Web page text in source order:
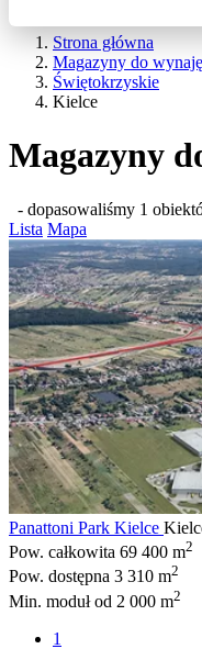
Strona główna
Magazyny do
Świętokrzyskie
Kielce
Magazyny
- dopasowaliśmy 1
Lista Mapa
Panattoni Park Kielce
Pow. całkowita 69 400 m2
Pow. dostępna 3 310 m2
Min. modułod 2 000 m2
1